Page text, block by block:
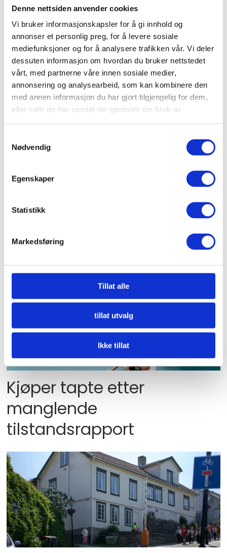
Denne nettsiden anvender cookies
Vi bruker informasjonskapsler for å gi innhold og
annonser et personlig preg, for å levere sosiale
mediefunksjoner og for å analysere trafikken vår. Vi deler
dessuten informasjon om hvordan du bruker nettstedet
vårt, med partnerne våre innen sosiale medier,
annonsering og analysearbeid, som kan kombinere den
med annen informasjon du har gjort tilgjengelig for dem,
eller som de har samlet inn gjennom din bruk av
Nødvendig
Egenskaper
Statistikk
Markedsføring
Tillat alle
tillat utvalg
Ikke tillat
PLUSS
Takstmannen frifunnet
etter skjulte råteskader
PLUSS
Takstmannens skjønn ble
multimur
PLUSS
Kjøper tapte etter
manglende
tilstandsrapport